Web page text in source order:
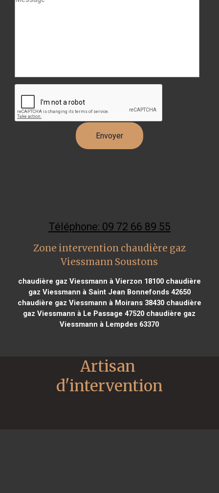
Téléphone: 09 72 66 89 55
Zone intervention chaudière gaz
Viessmann Soustons
chaudière gaz Viessmann à Vierzon 18100chaudière
gaz Viessmann à Saint Jean Bonnefonds 42650
chaudière gaz Viessmann à Moirans 38430chaudière
gaz Viessmann à Le Passage 47520 chaudière gaz
Viessmann à Lempdes 63370
Artisan
d'intervention